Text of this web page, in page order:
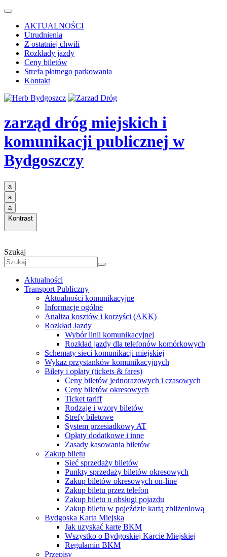
AKTUALNOŚCI
Utrudnienia
Z ostatniej chwili
Rozkłady jazdy
Ceny biletów
Strefa płatnego parkowania
Kontakt
zarząd dróg miejskich i
komunikacji publicznej w
Bydgoszczy
a
a
a
Kontrast
Szukaj
Aktualności
Transport Publiczny
Aktualności komunikacyjne
Informacje ogólne
Analiza kosztów i korzyści (AKK)
Rozkład Jazdy
Wybór linii komunikacyjnej
Rozkład jazdy dla telefonów komórkowych
Schematy sieci komunikacji miejskiej
Wykaz przystanków komunikacyjnych
Bilety i opłaty (tickets & fares)
Ceny biletów jednorazowych i czasowych
Ceny biletów okresowych
Ticket tariff
Rodzaje i wzory biletów
Strefy biletowe
System przesiadkowy AT
Opłaty dodatkowe i inne
Zasady kasowania biletów
Zakup biletu
Sieć sprzedaży biletów
Punkty sprzedaży biletów okresowych
Zakup biletów okresowych on-line
Zakup biletu przez telefon
Zakup biletu u obsługi pojazdu
Zakup biletu w pojeździe kartą zbliżeniową
Bydgoska Karta Miejska
Jak uzyskać kartę BKM
Wszystko o Bydgoskiej Karcie Miejskiej
Regulamin BKM
Przepisy